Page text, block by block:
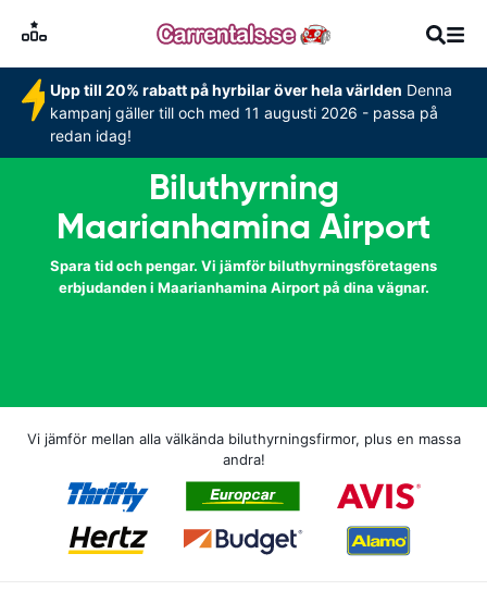
Upp till 20% rabatt på hyrbilar över hela världen Denna
kampanj gäller till och med 11 augusti 2026 - passa på
redan idag!
Biluthyrning
Maarianhamina Airport
Spara tid och pengar. Vi jämför biluthyrningsföretagens
erbjudanden i Maarianhamina Airport på dina vägnar.
Vi jämför mellan alla välkända biluthyrningsfirmor, plus en massa
andra!